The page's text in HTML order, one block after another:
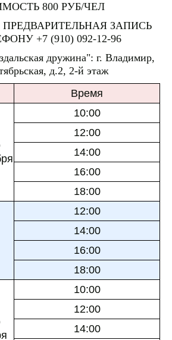
800 РУБ/ЧЕЛ
ЗАПИСЬ
+7 (910) 092-12-96
дружина": г. Владимир,
д.2, 2-й этаж
Время
10:00
12:00
14:00
16:00
18:00
12:00
14:00
16:00
18:00
10:00
12:00
14:00